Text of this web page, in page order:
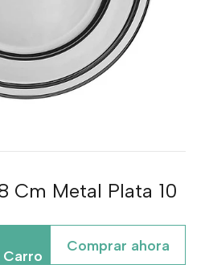
Cm Metal Plata 10
Carro
Comprar ahora